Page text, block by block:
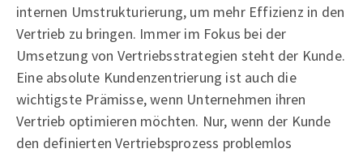
internen Umstrukturierung, um mehr Effizienz in den
Vertrieb zu bringen. Immer im Fokus bei der
Umsetzung von Vertriebsstrategien steht der Kunde.
Eine absolute Kundenzentrierung ist auch die
wichtigste Prämisse, wenn Unternehmen ihren
Vertrieb optimieren möchten. Nur, wenn der Kunde
den definierten Vertriebsprozess problemlos